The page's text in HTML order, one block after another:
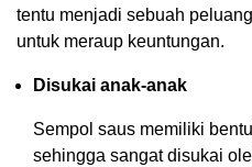
tentu menjadi sebuah
untuk meraup keuntungan.
Disukai anak-anak
Sempol saus memiliki
sehingga sangat disukai